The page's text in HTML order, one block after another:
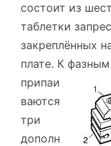
состоит из
таблетки
закреплённых
плате. К фазным
припаи
ваются
три
дополн